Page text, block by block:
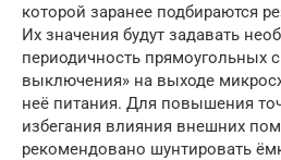
которой заранее подбираются
Их значения будут задавать
периодичность прямоугольных
выключения» на выходе
неё питания. Для повышения
избегания влияния внешних
рекомендовано шунтировать